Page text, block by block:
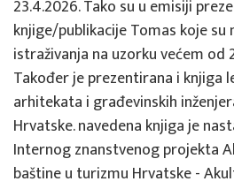
23.4.2026. Tako su u emisiji
knjige/publikacije Tomas koje
istraživanja na uzorku većem od
Također je prezentirana i knjiga
arhitekata i građevinskih
Hrvatske. navedena knjiga je
Internog znanstvenog projekta
baštine u turizmu Hrvatske -